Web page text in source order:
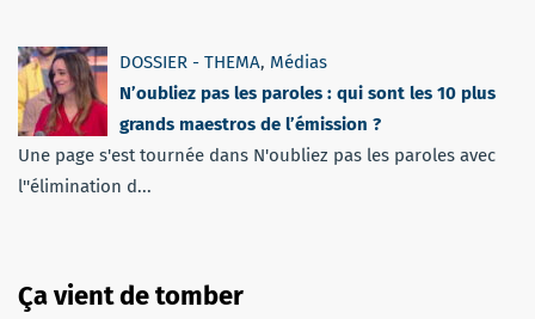
DOSSIER - THEMA, Médias
N’oubliez pas les paroles : qui sont les 10 plus
grands maestros de l’émission ?
Une page s'est tournée dans N'oubliez pas les paroles avec
l''élimination d...
Ça vient de tomber